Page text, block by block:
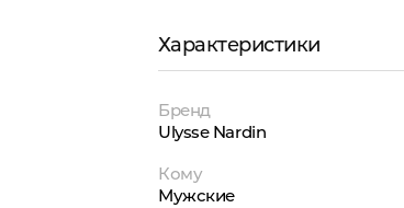
Характеристики
Бренд
Ulysse Nardin
Кому
Мужские